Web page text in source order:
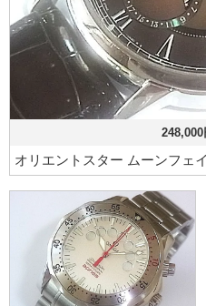
オリエントスター ムーンフェ